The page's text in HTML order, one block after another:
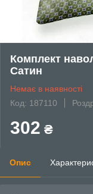
Комплект
Сатин
Немає в наявності
Код: 187110
302 ₴
Опис